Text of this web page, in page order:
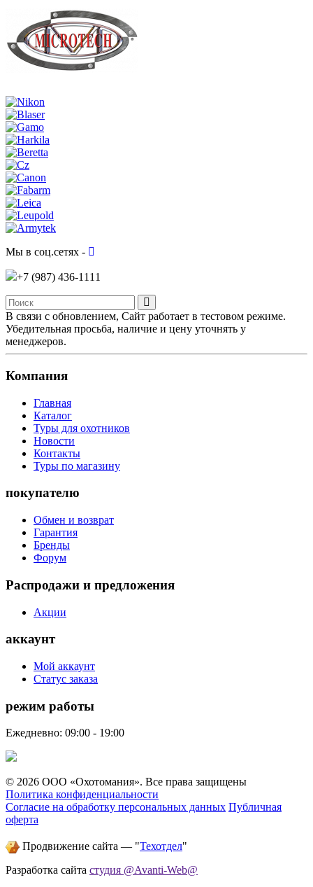
Мы в соц.сетях -
+7 (987) 436-1111
В связи с обновлением, Сайт работает в тестовом режиме.
Убедительная просьба, наличие и цену уточнять у
менеджеров.
Компания
Главная
Каталог
Туры для охотников
Новости
Контакты
Туры по магазину
покупателю
Обмен и возврат
Гарантия
Бренды
Форум
Распродажи и предложения
Акции
аккаунт
Мой аккаунт
Статус заказа
режим работы
Ежедневно: 09:00 - 19:00
© 2026 ООО «Охотомания». Все права защищены
Политика конфиденциальности
Согласие на обработку персональных данных Публичная
оферта
Продвижение сайта — "Техотдел"
Разработка сайта студия @Avanti-Web@